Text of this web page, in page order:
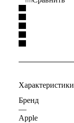
Характеристики
Бренд
—
Apple